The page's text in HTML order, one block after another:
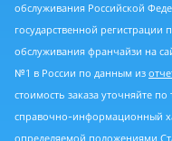
обслуживания Российской
государственной регистрации
обслуживания франчайзи на
№1 в России по данным из
стоимость заказа уточняйте
справочно-информационный
определяемой положениями